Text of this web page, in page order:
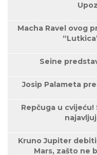
Macha Ravel ovog
Seine
Josip Palameta
Repčuga u
Kruno Jupiter
Mars, zašto ne